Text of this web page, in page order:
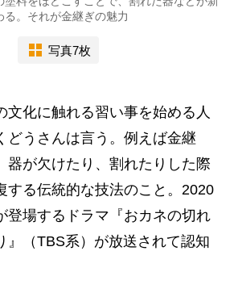
る。それが金継ぎの魅力
写真7枚
化に触れる習い事を始める人
どうさんは言う。例えば金継
器が欠けたり、割れたりした際
する伝統的な技法のこと。2020
登場するドラマ『おカネの切れ
』（TBS系）が放送されて認知